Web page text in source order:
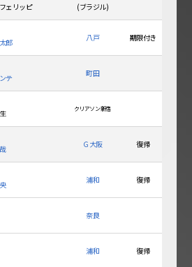
ェリッピ
(ブラジル)
郎
八戸 期限付き
テ
町田
クリアソン新宿
Ｇ大阪 復帰
浦和 復帰
奈良
浦和 復帰